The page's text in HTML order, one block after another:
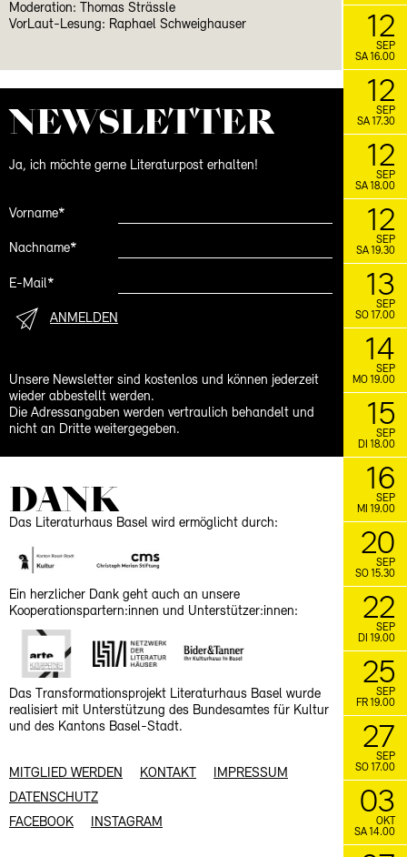
Moderation: Thomas Strässle
VorLaut-Lesung: Raphael Schweighauser
NEWS­LETTER
Ja, ich möchte gerne Literaturpost erhalten!
Vorname*
Nachname*
E-Mail*
ANMELDEN
Unsere Newsletter sind kostenlos und können jederzeit
wieder abbestellt werden.
Die Adressangaben werden vertraulich behandelt und
nicht an Dritte weitergegeben.
DANK
Das Literaturhaus Basel wird ermöglicht durch:
Ein herzlicher Dank geht auch an unsere
Kooperationspartern:innen und Unterstützer:innen:
Das Transformationsprojekt Literaturhaus Basel wurde
realisiert mit Unterstützung des Bundesamtes für Kultur
und des Kantons Basel-Stadt.
MITGLIED WERDEN KONTAKT
IMPRESSUM
DATENSCHUTZ
FACEBOOK
INSTAGRAM
12
SEP
SA 16.00
12
SEP
SA 17.30
12
SEP
SA 18.00
12
SEP
SA 19.30
13
SEP
SO 17.00
14
SEP
MO 19.00
15
SEP
DI 18.00
16
SEP
MI 19.00
20
SEP
SO 15.30
22
SEP
DI 19.00
25
SEP
FR 19.00
27
SEP
SO 17.00
03
OKT
SA 14.00